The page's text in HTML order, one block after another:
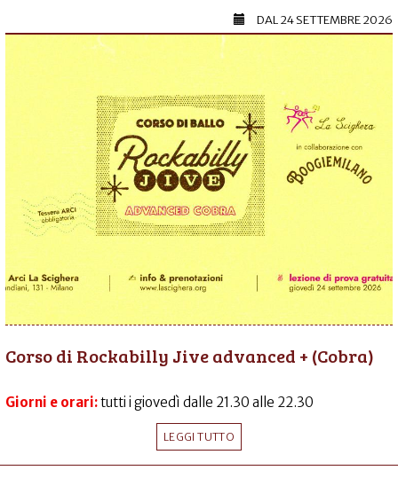
DAL24 SETTEMBRE 2026
Corso di Rockabilly Jive advanced + (Cobra)
Giorni e orari:tutti i giovedì dalle 21.30 alle 22.30
LEGGI TUTTO